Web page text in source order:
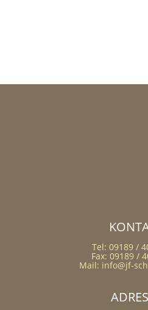
Tel: 09189 /
Fax: 09189 /
Mail: info@jf-